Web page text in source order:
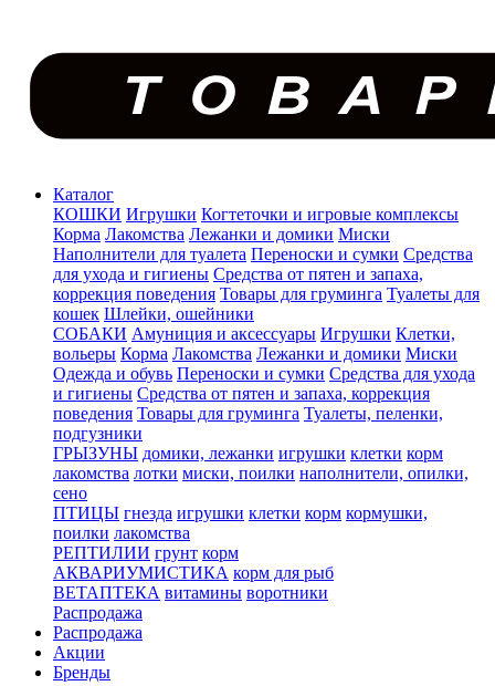
Каталог
КОШКИ Игрушки Когтеточки и игровые комплексы
Корма Лакомства Лежанки и домики Миски
Наполнители для туалета Переноски и сумки Средства
для ухода и гигиены Средства от пятен и запаха,
коррекция поведения Товары для груминга Туалеты для
кошек Шлейки, ошейники
СОБАКИ Амуниция и аксессуары Игрушки Клетки,
вольеры Корма Лакомства Лежанки и домики Миски
Одежда и обувь Переноски и сумки Средства для ухода
и гигиены Средства от пятен и запаха, коррекция
поведения Товары для груминга Туалеты, пеленки,
подгузники
ГРЫЗУНЫ домики, лежанки игрушки клетки корм
лакомства лотки миски, поилки наполнители, опилки,
сено
ПТИЦЫ гнезда игрушки клетки корм кормушки,
поилки лакомства
РЕПТИЛИИ грунт корм
АКВАРИУМИСТИКА корм для рыб
ВЕТАПТЕКА витамины воротники
Распродажа
Распродажа
Акции
Бренды